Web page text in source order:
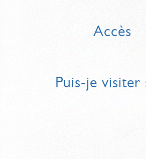
Accès
Puis-je
OÙ STATIONNER MON VÉLO ?